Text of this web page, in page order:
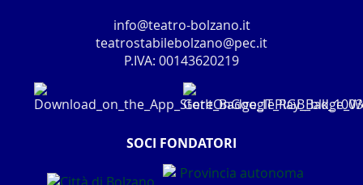
info@teatro-bolzano.it
teatrostabilebolzano@pec.it
P.IVA: 00143620219
SOCI FONDATORI